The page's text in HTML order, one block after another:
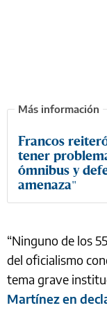
Francos
tener
ómnibus y
amenaza"
“Ninguno de los
del oficialismo
tema grave
Martínez en